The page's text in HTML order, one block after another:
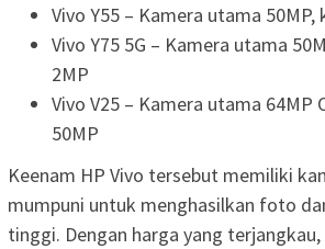
Vivo Y55 – Kamera utama
Vivo Y75 5G – Kamera utama
2MP
Vivo V25 – Kamera utama 64MP
50MP
Keenam HP Vivo tersebut memiliki
mumpuni untuk menghasilkan foto
tinggi. Dengan harga yang